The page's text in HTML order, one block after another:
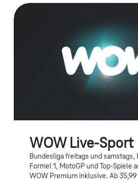
WOW Live-Sport
Bundesliga freitags und samstags,
Formel 1, MotoGP und Top-Spiele
WOW Premium inklusive. Ab